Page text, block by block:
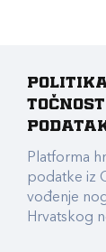
Platforma
podatke iz
vođenje
Hrvatskog